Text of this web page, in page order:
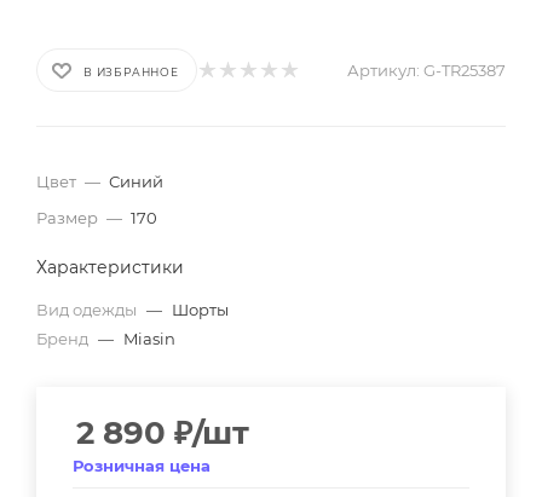
В ИЗБРАННОЕ Артикул: G-TR25387
Цвет — Синий
Размер — 170
Характеристики
Вид одежды — Шорты
Бренд — Miasin
2 890 ₽/шт
Розничная цена